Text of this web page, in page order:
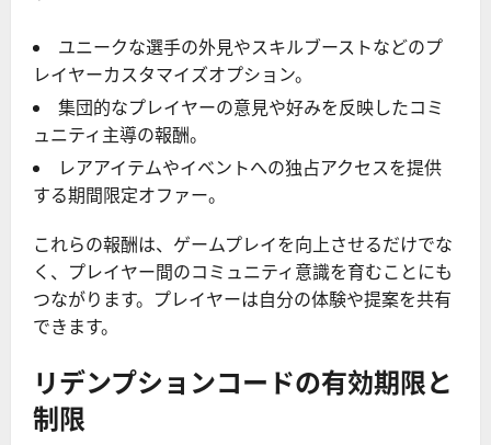
ユニークな選手の外見やスキルブーストなどのプ
レイヤーカスタマイズオプション。
集団的なプレイヤーの意見や好みを反映したコミ
ュニティ主導の報酬。
レアアイテムやイベントへの独占アクセスを提供
する期間限定オファー。
これらの報酬は、ゲームプレイを向上させるだけでな
く、プレイヤー間のコミュニティ意識を育むことにも
つながります。プレイヤーは自分の体験や提案を共有
できます。
リデンプションコードの有効期限と
制限